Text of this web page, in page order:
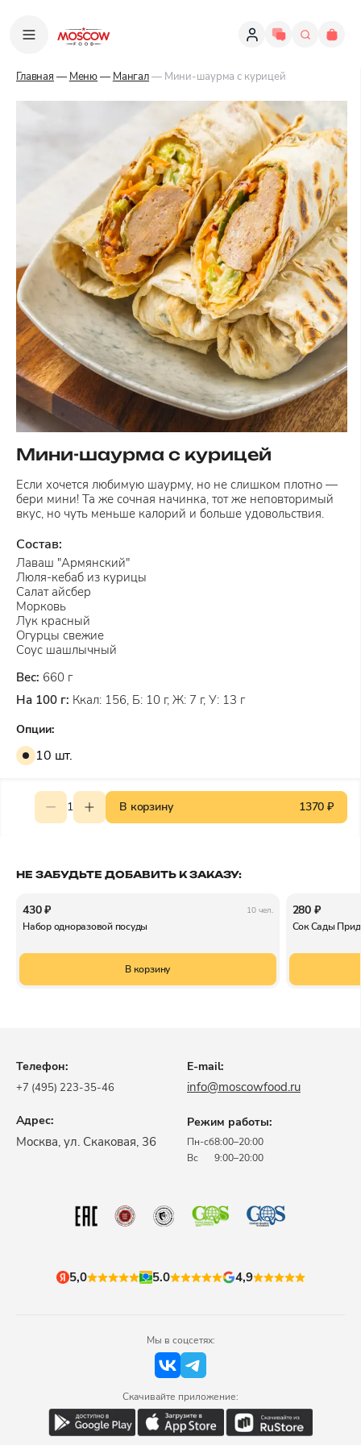
Главная — Меню— Мангал— Мини-шаурма с курицей
Мини-шаурма с курицей
Если хочется любимую шаурму, но не слишком плотно —
бери мини! Та же сочная начинка, тот же неповторимый
вкус, но чуть меньше калорий и больше удовольствия.
Состав:
Лаваш "Армянский"
Люля-кебаб из курицы
Салат айсбер
Морковь
Лук красный
Огурцы свежие
Соус шашлычный
Вес: 660 г
На 100 г: Ккал: 156, Б: 10 г, Ж: 7 г, У: 13 г
Опции:
10 шт.
1 В корзину 1370 ₽
НЕ ЗАБУДЬТЕ ДОБАВИТЬ К ЗАКАЗУ:
430 ₽ 10 чел.
Набор одноразовой посуды
В корзину
280 ₽
Сок Сады
Телефон:
+7 (495) 223-35-46
E-mail:
info@moscowfood.ru
Адрес:
​Москва, ул. Скаковая, 36​
Режим работы:
Пн-сб
Вс
8:00–20:00
9:00–20:00
5,0 5.0 4,9
Мы в соцсетях:
Скачивайте приложение: